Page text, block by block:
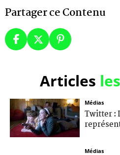
Partager ce Contenu
Articles
Médias
Twitter :
Médias